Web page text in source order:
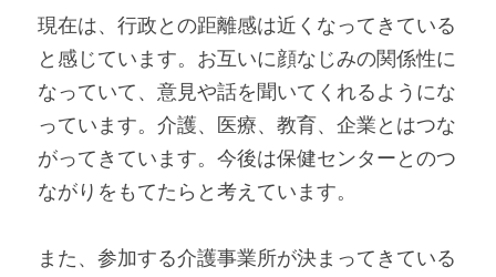
現在は、行政との距離感は近くなってきている
と感じています。お互いに顔なじみの関係性に
なっていて、意見や話を聞いてくれるようにな
っています。介護、医療、教育、企業とはつな
がってきています。今後は保健センターとのつ
ながりをもてたらと考えています。
また、参加する介護事業所が決まってきている